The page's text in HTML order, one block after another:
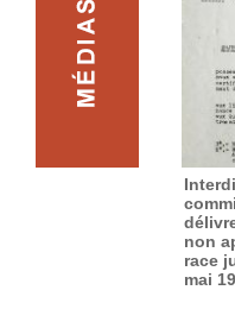
non
race
mai